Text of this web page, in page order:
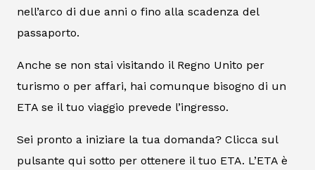
nell’arco di due anni o fino alla scadenza del
passaporto.
Anche se non stai visitando il Regno Unito per
turismo o per affari, hai comunque bisogno di un
ETA se il tuo viaggio prevede l’ingresso.
Sei pronto a iniziare la tua domanda? Clicca sul
pulsante qui sotto per ottenere il tuo ETA. L’ETA è